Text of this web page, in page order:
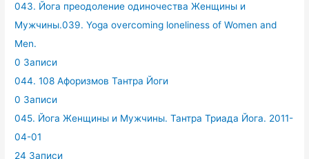
043. Йога преодоление одиночества Женщины и
Мужчины.039. Yoga overcoming loneliness of Women and
Men.
0 Записи
044. 108 Афоризмов Тантра Йоги
0 Записи
045. Йога Женщины и Мужчины. Тантра Триада Йога. 2011-
04-01
24 Записи